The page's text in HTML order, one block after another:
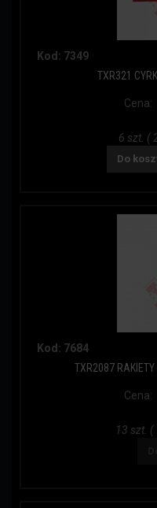
Kod: 7349
TXR321
Cena:
6 szt. (
Do
Kod: 7684
TXR2087 RAKIETY
Cena:
13 szt. (